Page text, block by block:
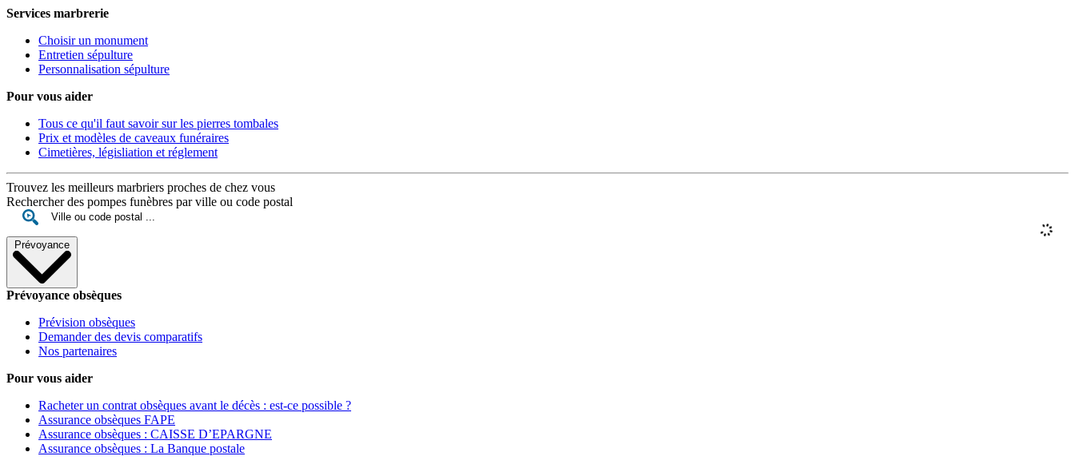
Services marbrerie
Choisir un monument
Entretien sépulture
Personnalisation sépulture
Pour vous aider
Tous ce qu'il faut savoir sur les pierres tombales
Prix et modèles de caveaux funéraires
Cimetières, législiation et réglement
Trouvez les meilleurs marbriers proches de chez vous
Rechercher des pompes funèbres par ville ou code postal
Prévoyance
Prévoyance obsèques
Prévision obsèques
Demander des devis comparatifs
Nos partenaires
Pour vous aider
Racheter un contrat obsèques avant le décès : est-ce possible ?
Assurance obsèques FAPE
Assurance obsèques : CAISSE D’EPARGNE
Assurance obsèques : La Banque postale